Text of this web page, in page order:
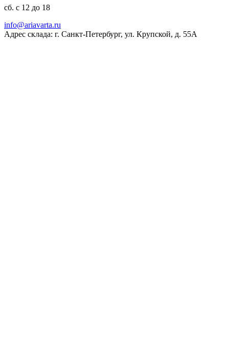
сб. с 12 до 18
ur.atravaira@ofni
Адрес склада: г. Санкт-Петербург, ул. Крупской, д. 55А